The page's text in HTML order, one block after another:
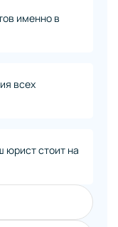
именно в
всех
юрист стоит на